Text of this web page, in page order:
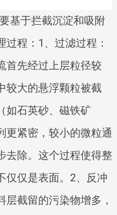
基于拦截沉淀和吸附
程：1、过滤过程：
首先经过上层粒径较
较大的悬浮颗粒被截
如石英砂、磁铁矿
更紧密，较小的微粒通
去除。这个过程使得整
仅仅是表面。2、反冲
截留的污染物增多，